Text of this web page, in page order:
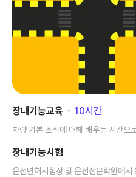
장내기능교육 ･ 10시간
차량 기본 조작에 대해 배우는 시간으
장내기능시험
운전면허시험장 및 운전전문학원에